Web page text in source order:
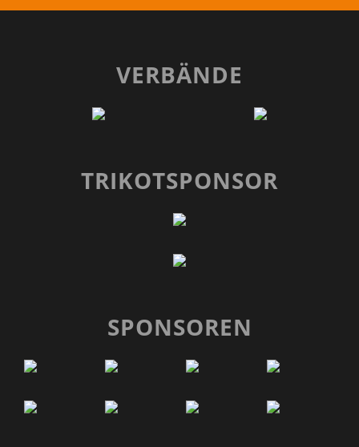
VERBÄNDE
TRIKOTSPONSOR
SPONSOREN